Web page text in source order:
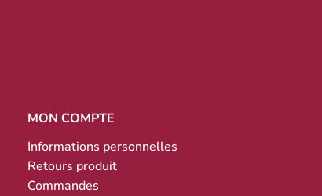
MON COMPTE
Informations personnelles
Retours produit
Commandes